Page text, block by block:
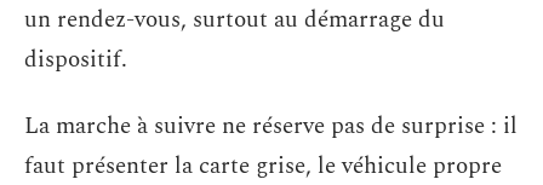
un rendez-vous, surtout au démarrage du
dispositif.
La marche à suivre ne réserve pas de surprise : il
faut présenter la carte grise, le véhicule propre